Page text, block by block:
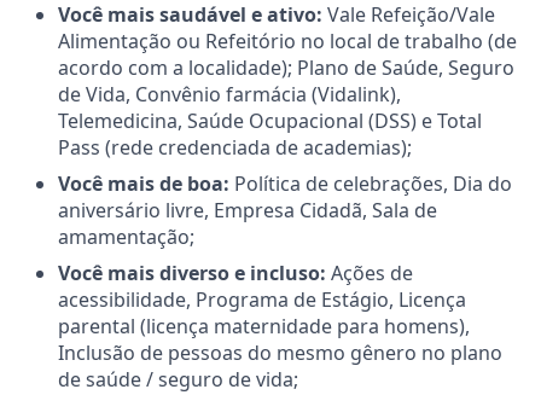
Você mais saudável e ativo: Vale Refeição/Vale
Alimentação ou Refeitório no local de trabalho (de
acordo com a localidade); Plano de Saúde, Seguro
de Vida, Convênio farmácia (Vidalink),
Telemedicina, Saúde Ocupacional (DSS) e Total
Pass (rede credenciada de academias);
Você mais de boa: Política de celebrações, Dia do
aniversário livre, Empresa Cidadã, Sala de
amamentação;
Você mais diverso e incluso: Ações de
acessibilidade, Programa de Estágio, Licença
parental (licença maternidade para homens),
Inclusão de pessoas do mesmo gênero no plano
de saúde / seguro de vida;